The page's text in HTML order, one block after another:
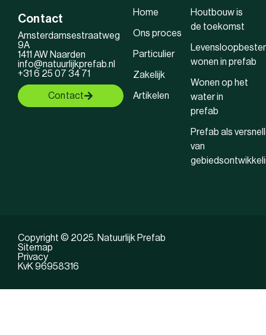
Contact
Amsterdamsestraatweg
9A
1411 AW Naarden
info@natuurlijkprefab.nl
+31 6 25 07 34 71
Contact
Home
Ons proces
Particulier
Zakelijk
Artikelen
Houtbouw is
de toekomst
wonen in prefab
Wonen op het
water in
prefab
Prefab als
van
Copyright © 2025. Natuurlijk Prefab
Sitemap
Privacy
KvK 96958316